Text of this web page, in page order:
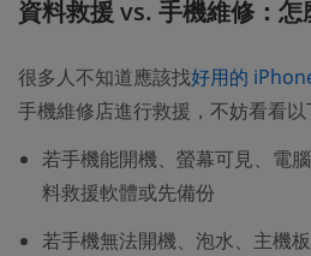
資料救援 vs. 手機維修：怎
很多人不知道應該找好用的
手機維修店進行救援，不妨看看以
若手機能開機、螢幕可見、電
料救援軟體或先備份
若手機無法開機、泡水、主機